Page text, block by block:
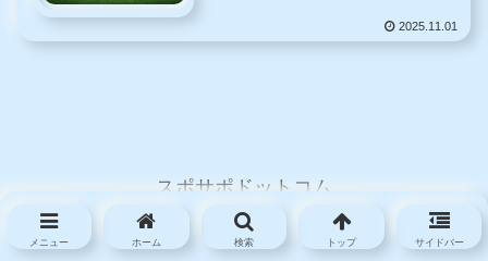
2025.11.01
スポサポドットコム
© 2022 スポサポドットコム.
メニュー ホーム 検索 トップ サイドバー